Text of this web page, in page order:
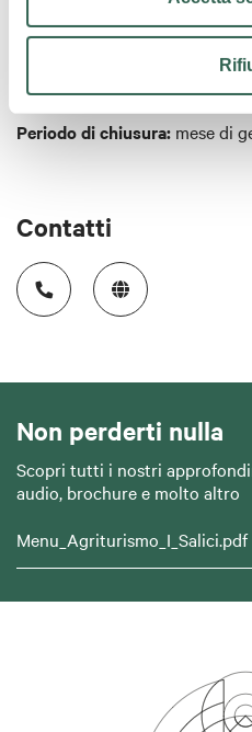
Carte di credito:Visa,
venerdì e
a pranzo, altri giorni solo su
Orario pranzo 12.00, orario
Chiusura settimanale: lunedì
Periodo di chiusura: mese di
Contatti
Non perderti nulla
Scopri tutti i nostri
audio, brochure e molto altro
Menu_Agriturismo_I_Salici.pdf